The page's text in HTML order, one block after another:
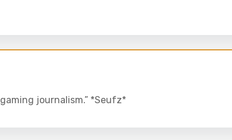
journalism.” *Seufz*